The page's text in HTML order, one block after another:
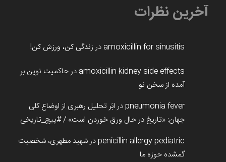
آخرین نظرات
amoxicillin for sinusitis در زندگی کن، ورزش کن!
amoxicillin kidney side effects درحاکمیت نوین بر
آمده از سخن نو
pneumonia feverدرابَر تحلیل رهبری از اوضاع کلی
جهان: «تاریخ در حال ورق خوردن است» / #پیچ_تاریخی
penicillin allergy pediatricدرشهید مطهری، شخصیت
گمشده حوزه ما